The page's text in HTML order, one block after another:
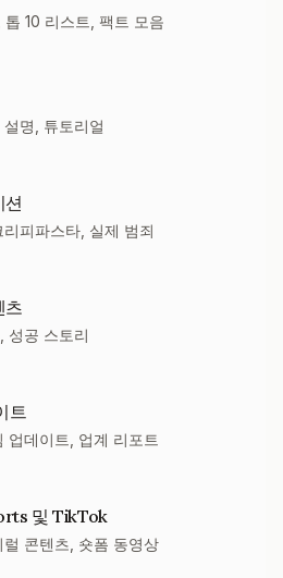
10 리스트, 팩트 모음
명, 튜토리얼
션
피파스타, 실제 범죄
츠
성공 스토리
트
업데이트, 업계 리포트
및 TikTok
콘텐츠, 숏폼 동영상